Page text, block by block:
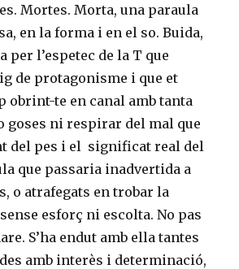
Mortes. Morta, una paraula
en la forma i en el so. Buida,
per l’espetec de la T que
de protagonisme i que et
obrint-te en canal amb tanta
goses ni respirar del mal que
del pes i el significat real del
que passaria inadvertida a
o atrafegats en trobar la
esforç ni escolta. No pas
S’ha endut amb ella tantes
amb interès i determinació,